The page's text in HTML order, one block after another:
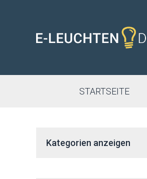
STARTSEITE
Kategorien anzeigen